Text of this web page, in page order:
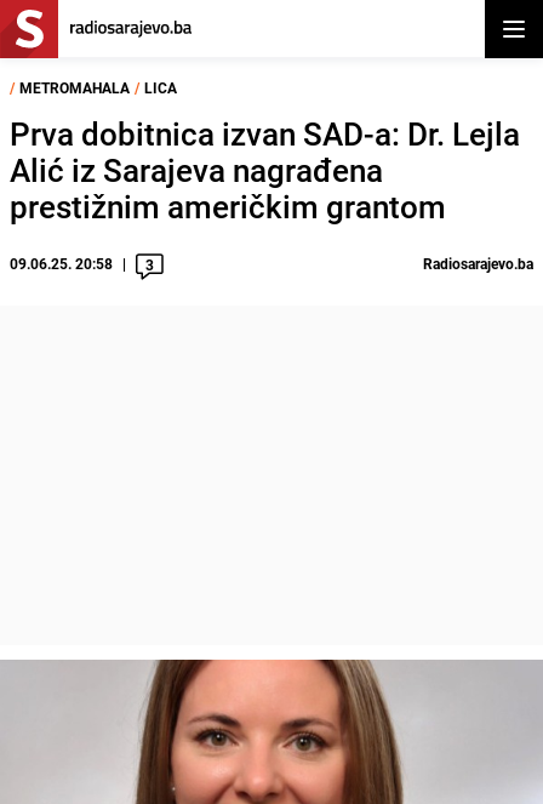
/ METROMAHALA / LICA
Prva dobitnica izvan SAD-a: Dr. Lejla
Alić iz Sarajeva nagrađena
prestižnim američkim grantom
09.06.25. 20:58 3 Radiosarajevo.ba